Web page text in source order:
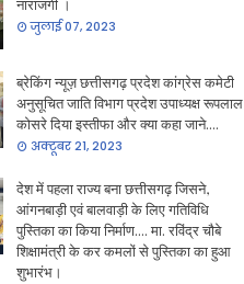
नाराजगी ।
जुलाई 07, 2023
ब्रेकिंग न्यूज़ छत्तीसगढ़ प्रदेश कांग्रेस कमेटी
अनुसूचित जाति विभाग प्रदेश उपाध्यक्ष रूपलाल
कोसरे दिया इस्तीफा और क्या कहा जाने....
अक्टूबर 21, 2023
देश में पहला राज्य बना छत्तीसगढ़ जिसने,
आंगनबाड़ी एवं बालवाड़ी के लिए गतिविधि
पुस्तिका का किया निर्माण.... मा. रविंद्र चौबे
शिक्षामंत्री के कर कमलों से पुस्तिका का हुआ
शुभारंभ।